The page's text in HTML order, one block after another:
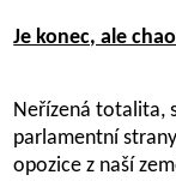
Je konec, ale
Neřízená totalita,
parlamentní
opozice z naší